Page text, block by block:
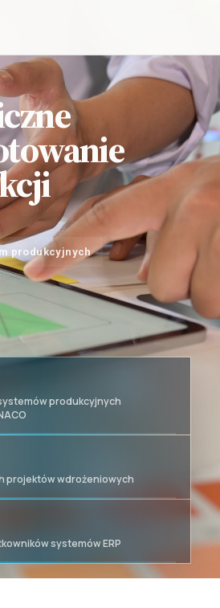
produkcyjnych
projektów wdrożeniowych
systemów ERP